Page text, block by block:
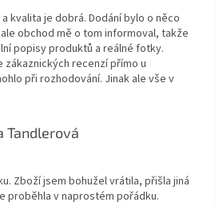
kvalita je dobrá. Dodání bylo o něco
obchod mě o tom informoval, takže
popisy produktů a reálné fotky.
zákaznických recenzí přímo u
při rozhodování. Jinak ale vše v
Tandlerová
obchodu je 5 z 5 hvězdiček.
Zboží jsem bohužel vrátila, přišla jiná
proběhla v naprostém pořádku.